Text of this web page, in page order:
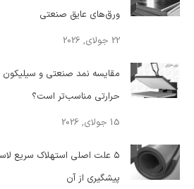
ورق‌های عایق صنعتی
22 جولای, 2026
مقایسه نمد صنعتی و
حرارتی مناسب‌تر است؟
15 جولای, 2026
۵ علت اصلی استهلاک سریع
پیشگیری از آن